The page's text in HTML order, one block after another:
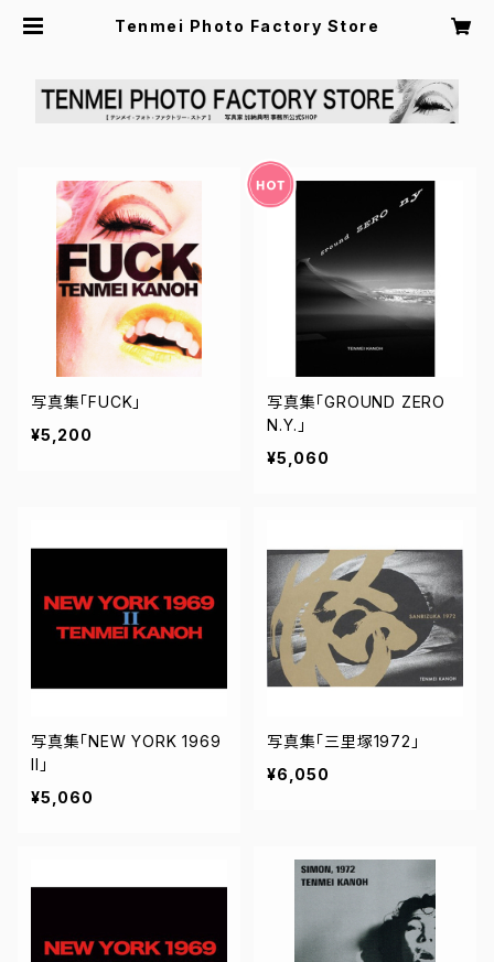
Tenmei Photo Factory Store
写真集「FUCK」
¥5,200
写真集「GROUND ZERO
N.Y.」
¥5,060
写真集「NEW YORK 1969
II」
¥5,060
写真集「三里塚1972」
¥6,050